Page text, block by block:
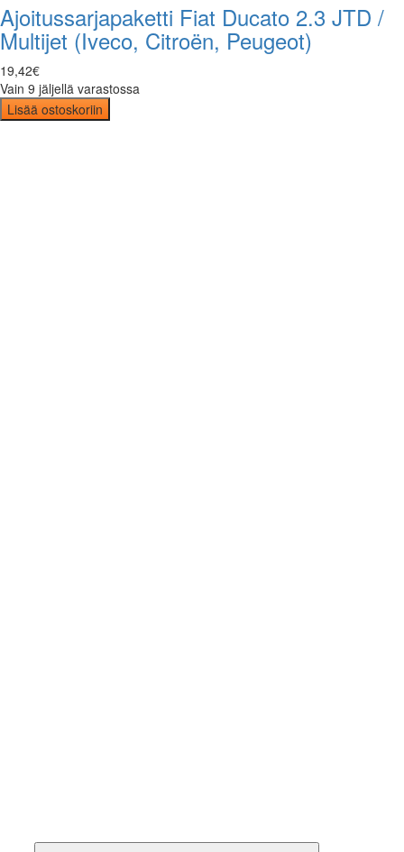
Ajoitussarjapaketti Fiat Ducato 2.3 JTD /
Multijet (Iveco, Citroën, Peugeot)
19,42€
Vain 9 jäljellä varastossa
Lisää ostoskoriin